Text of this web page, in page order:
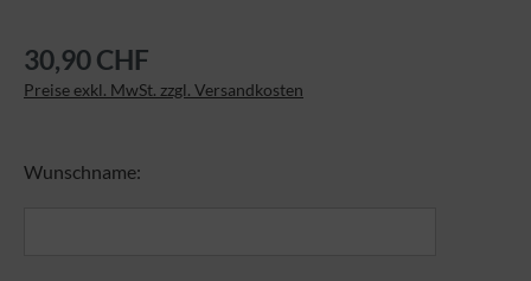
30,90 CHF
Preise exkl. MwSt. zzgl. Versandkosten
Wunschname: